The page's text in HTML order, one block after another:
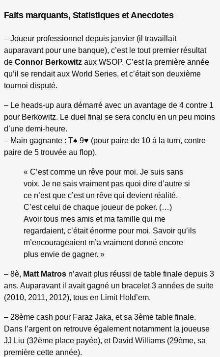
Faits marquants, Statistiques et Anecdotes
– Joueur professionnel depuis janvier (il travaillait
auparavant pour une banque), c’est le tout premier résultat
de Connor Berkowitz aux WSOP. C’est la première année
qu’il se rendait aux World Series, et c’était son deuxième
tournoi disputé.
– Le heads-up aura démarré avec un avantage de 4 contre 1
pour Berkowitz. Le duel final se sera conclu en un peu moins
d’une demi-heure.
– Main gagnante : T♠ 9♥ (pour paire de 10 à la turn, contre
paire de 5 trouvée au flop).
« C’est comme un rêve pour moi. Je suis sans
voix. Je ne sais vraiment pas quoi dire d’autre si
ce n’est que c’est un rêve qui devient réalité.
C’est celui de chaque joueur de poker. (…)
Avoir tous mes amis et ma famille qui me
regardaient, c’était énorme pour moi. Savoir qu’ils
m’encourageaient m’a vraiment donné encore
plus envie de gagner. »
– 8è, Matt Matros n’avait plus réussi de table finale depuis 3
ans. Auparavant il avait gagné un bracelet 3 années de suite
(2010, 2011, 2012), tous en Limit Hold’em.
– 28ème cash pour Faraz Jaka, et sa 3ème table finale.
Dans l’argent on retrouve également notamment la joueuse
JJ Liu (32ème place payée), et David Williams (29ème, sa
première cette année).